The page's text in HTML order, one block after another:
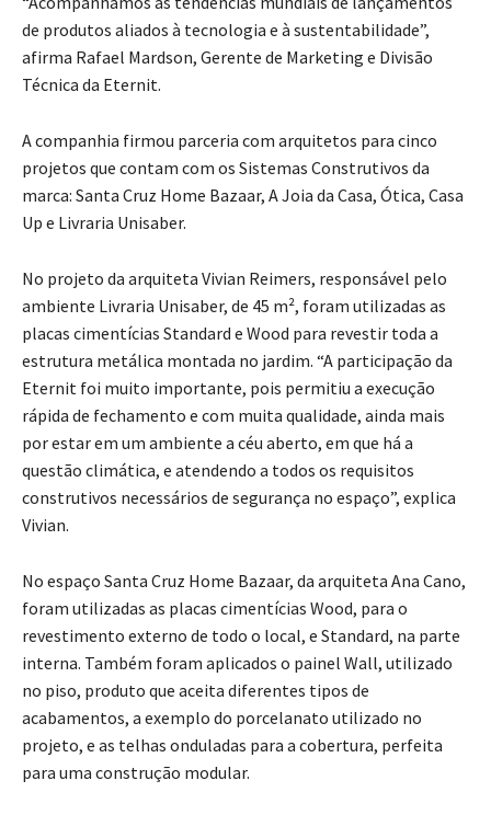
de produtos aliados à tecnologia e à sustentabilidade”,
afirma Rafael Mardson, Gerente de Marketing e Divisão
Técnica da Eternit.
A companhia firmou parceria com arquitetos para cinco
projetos que contam com os Sistemas Construtivos da
marca: Santa Cruz Home Bazaar, A Joia da Casa, Ótica, Casa
Up e Livraria Unisaber.
No projeto da arquiteta Vivian Reimers, responsável pelo
ambiente Livraria Unisaber, de 45 m², foram utilizadas as
placas cimentícias Standard e Wood para revestir toda a
estrutura metálica montada no jardim. “A participação da
Eternit foi muito importante, pois permitiu a execução
rápida de fechamento e com muita qualidade, ainda mais
por estar em um ambiente a céu aberto, em que há a
questão climática, e atendendo a todos os requisitos
construtivos necessários de segurança no espaço”, explica
Vivian.
No espaço Santa Cruz Home Bazaar, da arquiteta Ana Cano,
foram utilizadas as placas cimentícias Wood, para o
revestimento externo de todo o local, e Standard, na parte
interna. Também foram aplicados o painel Wall, utilizado
no piso, produto que aceita diferentes tipos de
acabamentos, a exemplo do porcelanato utilizado no
projeto, e as telhas onduladas para a cobertura, perfeita
para uma construção modular.